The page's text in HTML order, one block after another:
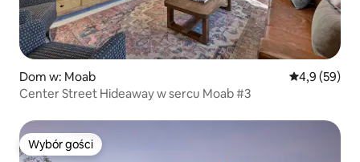
Dom w: Moab Średnia
4,9 (59)
Center Street Hideaway w sercu Moab #3
Wybór gości
Wybór gości